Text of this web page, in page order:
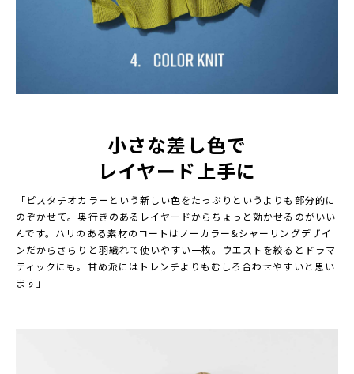
小さな差し色で
レイヤード上手に
「ピスタチオカラーという新しい色をたっぷりというよりも部分的に
のぞかせて。奥行きのあるレイヤードからちょっと効かせるのがいい
んです。ハリのある素材のコートはノーカラー&シャーリングデザイ
ンだからさらりと羽織れて使いやすい一枚。ウエストを絞るとドラマ
ティックにも。甘め派にはトレンチよりもむしろ合わせやすいと思い
ます」